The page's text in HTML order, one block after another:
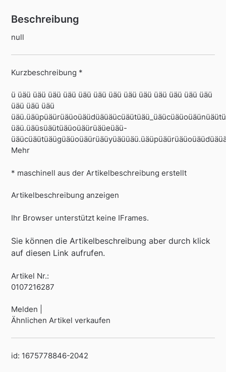
Beschreibung
null
Kurzbeschreibung *
ü üäü üäü üäü üäü üäü üäü üäü üäü üäü üäü üäü üäü üäü
üäü üäü üäü
üäü.üäüsüäütüäüoüäürüäüeüäü-
Mehr
* maschinell aus der Artikelbeschreibung erstellt
Artikelbeschreibung anzeigen
Ihr Browser unterstützt keine IFrames.
Sie können die Artikelbeschreibung aber durch klick
auf diesen Link aufrufen.
Artikel Nr.:
0107216287
Melden |
Ähnlichen Artikel verkaufen
id: 1675778846-2042